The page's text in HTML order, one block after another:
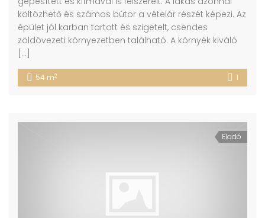
költözhető és számos bútor a vételár részét képezi. Az
épület jól karban tartott és szigetelt, csendes
zöldövezeti környezetben található. A környék kiváló
[…]
54 m2 1
Eladó